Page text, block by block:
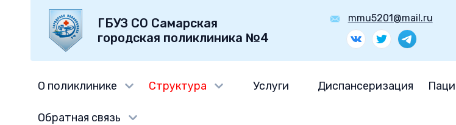
ГБУЗ СО Самарская
городская поликлиника №4
mmu5201@mail.ru
О поликлинике Структура Услуги Диспансеризация
Обратная связь